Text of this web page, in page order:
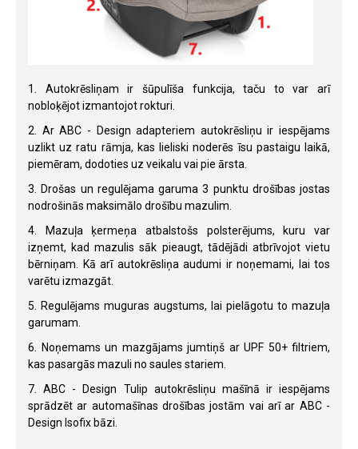
1. Autokrēsliņam ir šūpulīša funkcija, taču to var arī
nobloķējot izmantojot rokturi.
2. Ar ABC - Design adapteriem autokrēsliņu ir iespējams
uzlikt uz ratu rāmja, kas lieliski noderēs īsu pastaigu laikā,
piemēram, dodoties uz veikalu vai pie ārsta.
3. Drošas un regulējama garuma 3 punktu drošības jostas
nodrošinās maksimālo drošību mazulim.
4. Mazuļa ķermeņa atbalstošs polsterējums, kuru var
izņemt, kad mazulis sāk pieaugt, tādējādi atbrīvojot vietu
bērniņam. Kā arī autokrēsliņa audumi ir noņemami, lai tos
varētu izmazgāt.
5. Regulējams muguras augstums, lai pielāgotu to mazuļa
garumam.
6. Noņemams un mazgājams jumtiņš ar UPF 50+ filtriem,
kas pasargās mazuli no saules stariem.
7. ABC - Design Tulip autokrēsliņu mašīnā ir iespējams
sprādzēt ar automašīnas drošības jostām vai arī ar ABC -
Design Isofix bāzi.